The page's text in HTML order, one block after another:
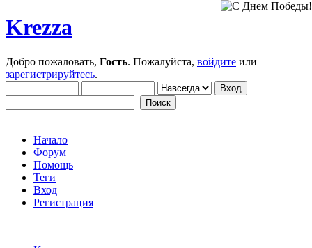
Krezza
Добро пожаловать, Гость. Пожалуйста, войдите или
зарегистрируйтесь.
Начало
Форум
Помощь
Теги
Вход
Регистрация